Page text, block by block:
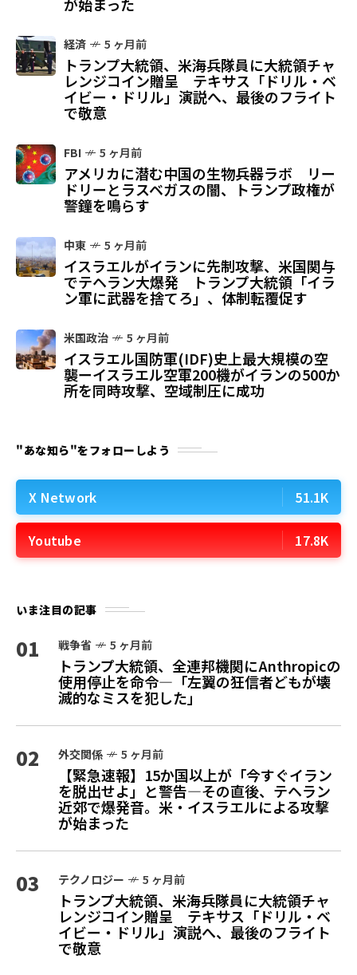
経済 5 ヶ月前
トランプ大統領、米海兵隊員に大統領チャ
レンジコイン贈呈 テキサス「ドリル・ベ
イビー・ドリル」演説へ、最後のフライト
で敬意
FBI 5 ヶ月前
アメリカに潜む中国の生物兵器ラボ リー
ドリーとラスベガスの闇、トランプ政権が
警鐘を鳴らす
中東 5 ヶ月前
イスラエルがイランに先制攻撃、米国関与
でテヘラン大爆発 トランプ大統領「イラ
ン軍に武器を捨てろ」、体制転覆促す
米国政治 5 ヶ月前
イスラエル国防軍(IDF)史上最大規模の空
襲ーイスラエル空軍200機がイランの500か
所を同時攻撃、空域制圧に成功
"あな知ら"をフォローしよう
X Network 51.1K
Youtube 17.8K
いま注目の記事
01 戦争省 5 ヶ月前
トランプ大統領、全連邦機関にAnthropicの
使用停止を命令—「左翼の狂信者どもが壊
滅的なミスを犯した」
02 外交関係 5 ヶ月前
【緊急速報】15か国以上が「今すぐイラン
を脱出せよ」と警告—その直後、テヘラン
近郊で爆発音。米・イスラエルによる攻撃
が始まった
03 テクノロジー 5 ヶ月前
トランプ大統領、米海兵隊員に大統領チャ
レンジコイン贈呈 テキサス「ドリル・ベ
イビー・ドリル」演説へ、最後のフライト
で敬意